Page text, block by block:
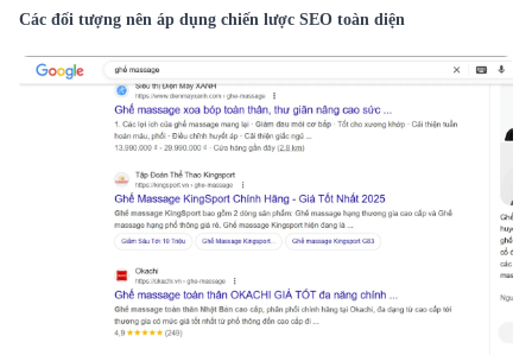
Các đối tượng nên áp dụng chiến lược SEO toàn diện